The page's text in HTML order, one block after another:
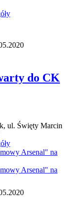
do CK
ul. Święty Marcin